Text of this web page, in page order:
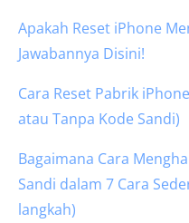
Apakah Reset iPhone
Jawabannya Disini!
Cara Reset Pabrik
atau Tanpa Kode Sandi)
Bagaimana Cara
Sandi dalam 7 Cara
langkah)